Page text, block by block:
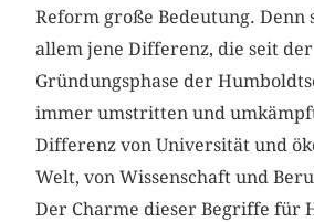
Reform große Bedeutung.
allem jene Differenz, die seit der
Gründungsphase der
immer umstritten und
Differenz von Universität und
Welt, von Wissenschaft und
Der Charme dieser Begriffe für